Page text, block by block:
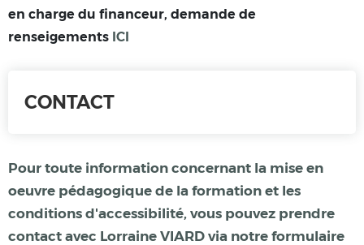
en charge du financeur, demande de
renseigements ICI
CONTACT
Pour toute information concernant la mise en
oeuvre pédagogique de la formation et les
conditions d'accessibilité, vous pouvez prendre
contact avec Lorraine VIARD via notre formulaire